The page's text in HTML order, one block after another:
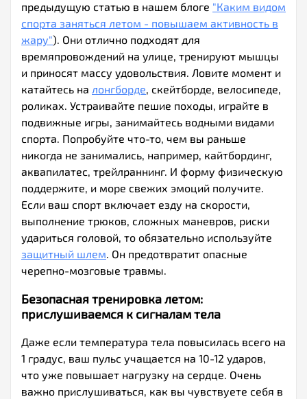
предыдущую статью в нашем блоге "Каким видом
спорта заняться летом - повышаем активность в
жару"). Они отлично подходят для
времяпровождений на улице, тренируют мышцы
и приносят массу удовольствия. Ловите момент и
катайтесь на лонгборде, скейтборде, велосипеде,
роликах. Устраивайте пешие походы, играйте в
подвижные игры, занимайтесь водными видами
спорта. Попробуйте что-то, чем вы раньше
никогда не занимались, например, кайтбординг,
аквапилатес, трейлраннинг. И форму физическую
поддержите, и море свежих эмоций получите.
Если ваш спорт включает езду на скорости,
выполнение трюков, сложных маневров, риски
удариться головой, то обязательно используйте
защитный шлем. Он предотвратит опасные
черепно-мозговые травмы.
Безопасная тренировка летом:
прислушиваемся к сигналам тела
Даже если температура тела повысилась всего на
1 градус, ваш пульс учащается на 10-12 ударов,
что уже повышает нагрузку на сердце. Очень
важно прислушиваться, как вы чувствуете себя в